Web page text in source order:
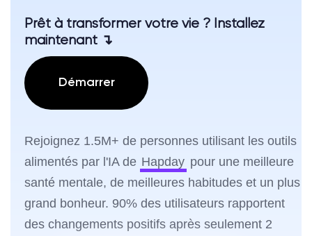
Prêt à transformer votre vie ? Installez
maintenant ↴
Démarrer
Rejoignez 1.5M+ de personnes utilisant les outils
alimentés par l'IA de Hapday pour une meilleure
santé mentale, de meilleures habitudes et un plus
grand bonheur. 90% des utilisateurs rapportent
des changements positifs après seulement 2